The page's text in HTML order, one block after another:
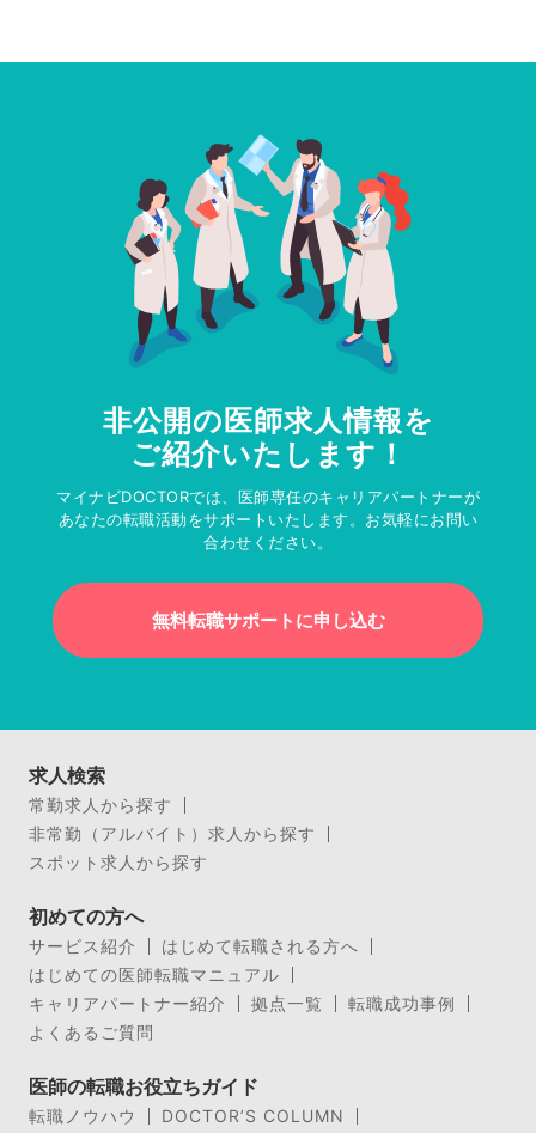
非公開の医師求人情報を
ご紹介いたします！
マイナビDOCTORでは、医師専任のキャリアパートナーが
あなたの転職活動をサポートいたします。お気軽にお問い
合わせください。
無料転職サポートに申し込む
求人検索
常勤求人から探す
非常勤（アルバイト）求人から探す
スポット求人から探す
初めての方へ
サービス紹介
はじめて転職される方へ
はじめての医師転職マニュアル
キャリアパートナー紹介
拠点一覧
転職成功事例
よくあるご質問
医師の転職お役立ちガイド
転職ノウハウ
DOCTOR’S COLUMN